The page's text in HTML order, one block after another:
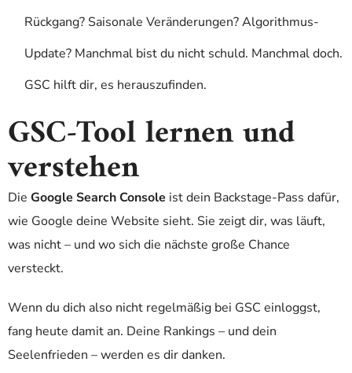
Rückgang? Saisonale Veränderungen? Algorithmus-
Update? Manchmal bist du nicht schuld. Manchmal doch.
GSC hilft dir, es herauszufinden.
GSC-Tool lernen und
verstehen
Die Google Search Console ist dein Backstage-Pass dafür,
wie Google deine Website sieht. Sie zeigt dir, was läuft,
was nicht – und wo sich die nächste große Chance
versteckt.
Wenn du dich also nicht regelmäßig bei GSC einloggst,
fang heute damit an. Deine Rankings – und dein
Seelenfrieden – werden es dir danken.